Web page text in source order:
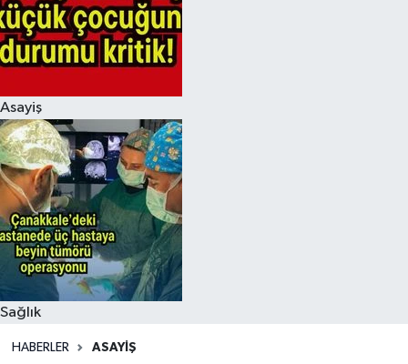
Asayiş
Sağlık
HABERLER ASAYIŞ